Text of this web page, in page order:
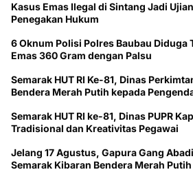
Kasus Emas Ilegal di Sintang Jadi
Penegakan Hukum
6 Oknum Polisi Polres Baubau Diduga
Emas 360 Gram dengan Palsu
Semarak HUT RI Ke-81, Dinas
Bendera Merah Putih kepada
Semarak HUT RI ke-81, Dinas PUPR
Tradisional dan Kreativitas Pegawai
Jelang 17 Agustus, Gapura Gang
Semarak Kibaran Bendera Merah Putih